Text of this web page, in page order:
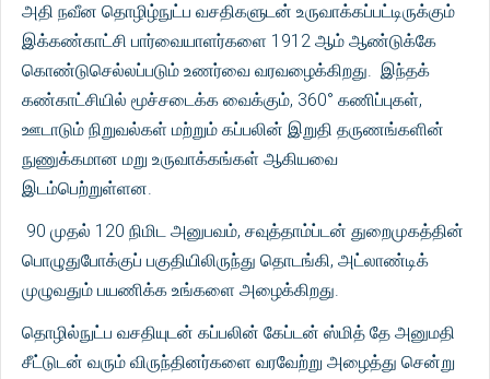
அதி நவீன தொழிழ்நுட்ப வசதிகளுடன் உருவாக்கப்பட்டிருக்கும்
இக்கண்காட்சி பார்வையாளர்களை 1912 ஆம் ஆண்டுக்கே
கொண்டுசெல்லப்படும் உணர்வை வரவழைக்கிறது. இந்தக்
கண்காட்சியில் மூச்சடைக்க வைக்கும், 360° கணிப்புகள்,
ஊடாடும் நிறுவல்கள் மற்றும் கப்பலின் இறுதி தருணங்களின்
நுணுக்கமான மறு உருவாக்கங்கள் ஆகியவை
இடம்பெற்றுள்ளன.
90 முதல் 120 நிமிட அனுபவம், சவுத்தாம்ப்டன் துறைமுகத்தின்
பொழுதுபோக்குப் பகுதியிலிருந்து தொடங்கி, அட்லாண்டிக்
முழுவதும் பயணிக்க உங்களை அழைக்கிறது.
தொழில்நுட்ப வசதியுடன் கப்பலின் கேப்டன் ஸ்மித் தே அனுமதி
சீட்டுடன் வரும் விருந்தினர்களை வரவேற்று அழைத்து சென்று